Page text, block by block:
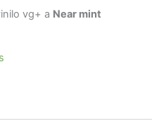
€.
vg+ a Near mint